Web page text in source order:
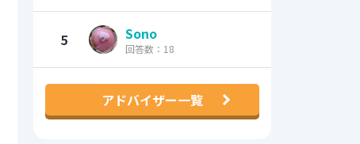
5 Sono
回答数：18
アドバイザー一覧